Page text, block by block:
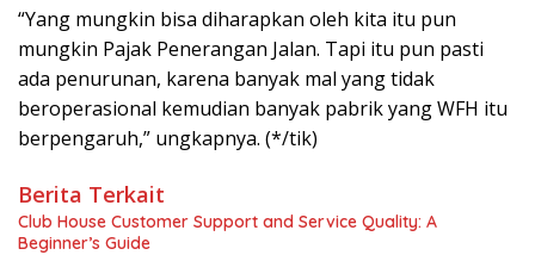
“Yang mungkin bisa diharapkan oleh kita itu pun
mungkin Pajak Penerangan Jalan. Tapi itu pun pasti
ada penurunan, karena banyak mal yang tidak
beroperasional kemudian banyak pabrik yang WFH itu
berpengaruh,” ungkapnya. (*/tik)
Berita Terkait
Club House Customer Support and Service Quality: A
Beginner’s Guide